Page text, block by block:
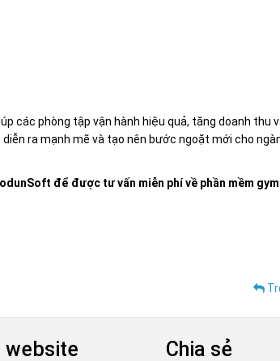
các phòng tập vận hành hiệu quả, tăng doanh thu
ra mạnh mẽ và tạo nên bước ngoặt mới cho
để được tư vấn miễn phí về phần mềm
website Chia sẻ